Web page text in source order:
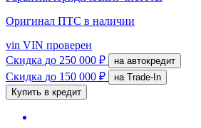
Оригинал ПТС в наличии
vin VIN проверен
Скидка до 250 000 ₽ на автокредит
Скидка до 150 000 ₽
на Trade-In
Купить в кредит